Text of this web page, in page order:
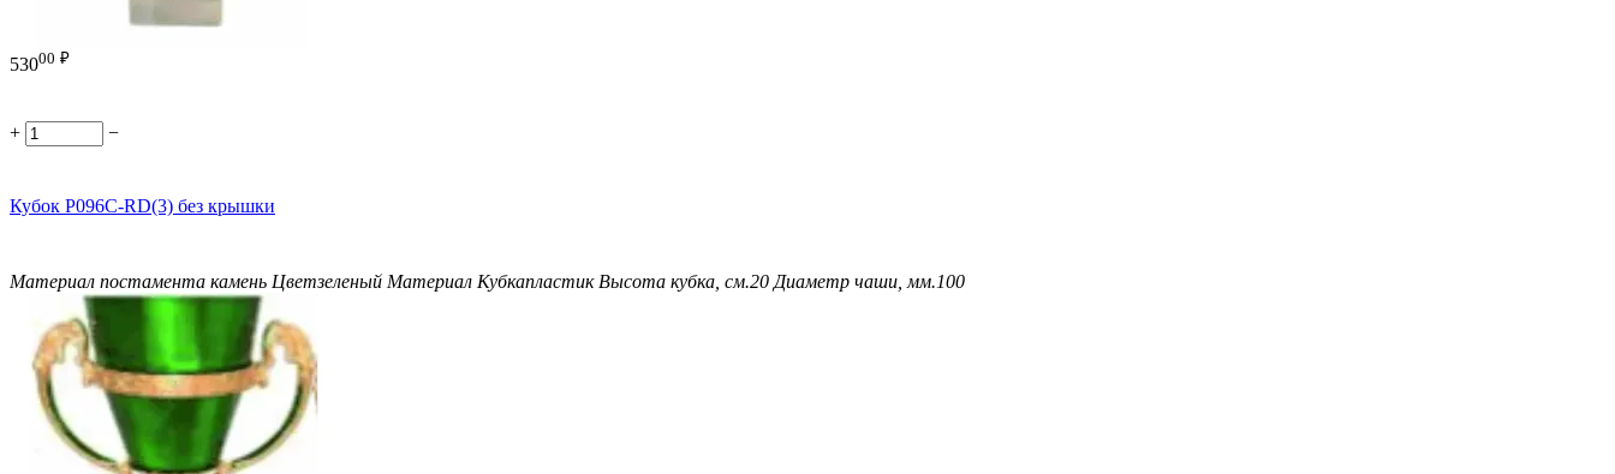
53000 ₽
+ −
Кубок P096C-RD(3) без крышки
Материал постамента камень Цветзеленый Материал Кубкапластик Высота кубка, см.20 Диаметр чаши, мм.100